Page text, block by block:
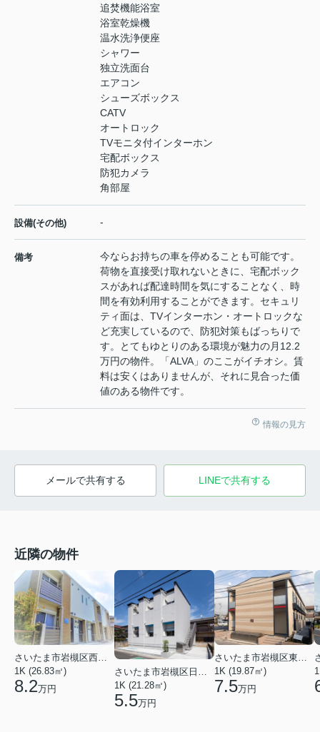
追焚機能浴室
浴室乾燥機
温水洗浄便座
シャワー
独立洗面台
エアコン
シューズボックス
CATV
オートロック
TVモニタ付インターホン
宅配ボックス
防犯カメラ
角部屋
設備(その他) -
備考
今ならお持ちの車を停めることも可能です。
荷物を直接受け取れないときに、宅配ボック
スがあれば配達時間を気にすることなく、時
間を有効利用することができます。セキュリ
ティ面は、TVインターホン・オートロックな
ど充実しているので、防犯対策もばっちりで
す。とてもゆとりのある環境が魅力の月12.2
万円の物件。「ALVA」のここがイチオシ。賃
料は安くはありませんが、それに見合った価
値のある物件です。
情報の見方
メールで共有する LINEで共有する
近隣の物件
さいたま市岩槻区西町５丁目
1K (26.83㎡)
8.2万円
さいたま市岩槻区日の出町
1K (21.28㎡)
5.5万円
さいたま市岩槻区東岩槻５丁目
1K (19.87㎡)
7.5万円